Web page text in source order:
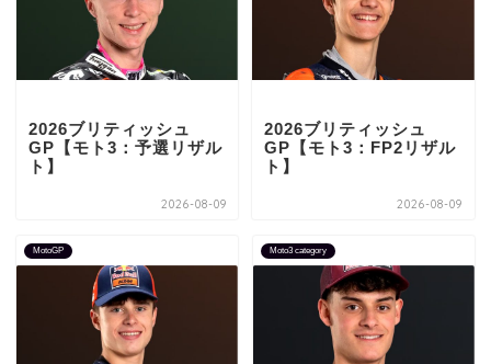
2026ブリティッシュ
GP【モト3：予選リザル
ト】
2026-08-09
2026ブリティッシュ
GP【モト3：FP2リザル
ト】
2026-08-09
MotoGP Moto3 category